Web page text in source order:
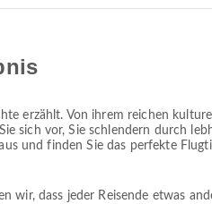
erzählt. Von ihrem reichen
sich vor, Sie schlendern durch
und finden Sie das perfekte
wir, dass jeder Reisende etwas